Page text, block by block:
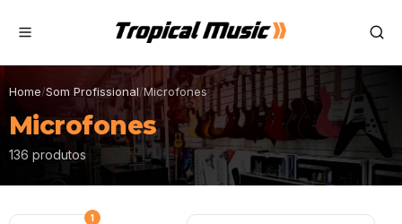
Home/Som Profissional/Microfones
Microfones
136 produtos
1